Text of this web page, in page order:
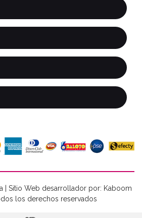
| Sitio Web desarrollador por: Kaboom
los derechos reservados